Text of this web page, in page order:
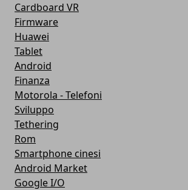
Cardboard VR
Firmware
Huawei
Tablet
Android
Finanza
Motorola - Telefoni
Sviluppo
Tethering
Rom
Smartphone cinesi
Android Market
Google I/O